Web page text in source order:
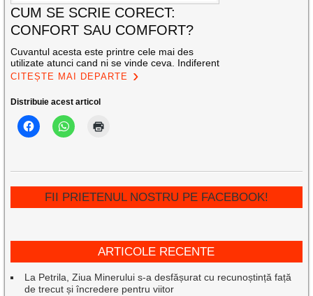
CUM SE SCRIE CORECT:
CONFORT SAU COMFORT?
Cuvantul acesta este printre cele mai des
utilizate atunci cand ni se vinde ceva. Indiferent
CITEȘTE MAI DEPARTE
Distribuie acest articol
FII PRIETENUL NOSTRU PE FACEBOOK!
ARTICOLE RECENTE
La Petrila, Ziua Minerului s-a desfășurat cu recunoștință față
de trecut și încredere pentru viitor